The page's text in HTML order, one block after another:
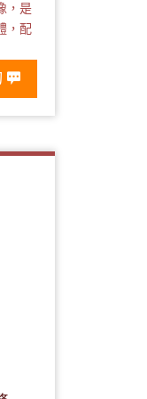
，是
，配